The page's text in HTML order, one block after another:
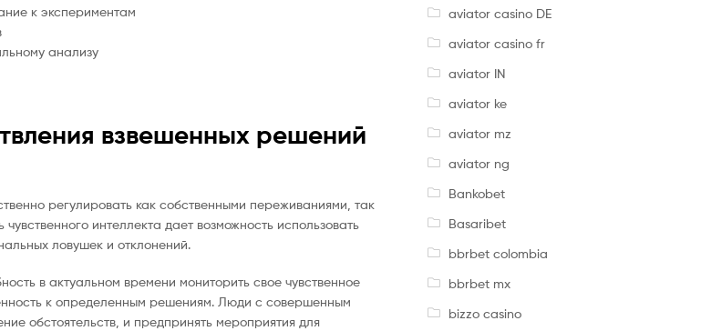
к экспериментам
анализу
взвешенных решений
регулировать как собственными переживаниями, так
интеллекта дает возможность использовать
ловушек и отклонений.
в актуальном времени мониторить свое чувственное
к определенным решениям. Люди с совершенным
обстоятельств, и предпринять мероприятия для
aviator casino DE
aviator casino fr
aviator IN
aviator ke
aviator mz
aviator ng
Bankobet
Basaribet
bbrbet colombia
bbrbet mx
bizzo casino